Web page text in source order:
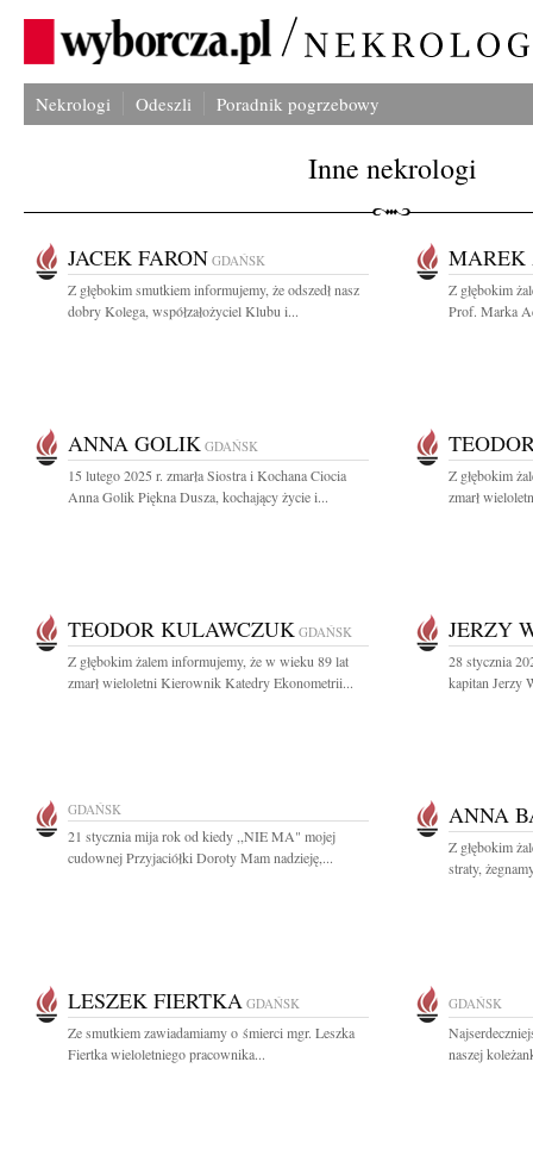
Nekrologi Odeszli Poradnik pogrzebowy
Inne nekrologi
JACEK FARON GDAŃSK
Z głębokim smutkiem informujemy, że odszedł nasz
dobry Kolega, współzałożyciel Klubu i...
MAREK
Z głębokim
Prof. Marka
ANNA GOLIK GDAŃSK
15 lutego 2025 r. zmarła Siostra i Kochana Ciocia
Anna Golik Piękna Dusza, kochający życie i...
Z głębokim
zmarł
TEODOR KULAWCZUK GDAŃSK
Z głębokim żalem informujemy, że w wieku 89 lat
zmarł wieloletni Kierownik Katedry Ekonometrii...
JERZY
28 stycznia
kapitan Jerzy
GDAŃSK
21 stycznia mija rok od kiedy ,,NIE MA" mojej
cudownej Przyjaciółki Doroty Mam nadzieję,...
ANNA
Z głębokim
straty,
LESZEK FIERTKA GDAŃSK
Ze smutkiem zawiadamiamy o śmierci mgr. Leszka
Fiertka wieloletniego pracownika...
GDAŃSK
naszej